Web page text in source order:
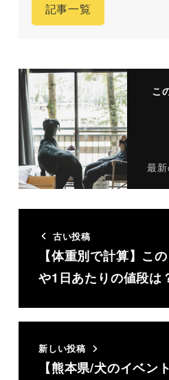
記事一覧
こ
最
古い投稿
【体重別で計算】こ
や1日あたりの値段
新しい投稿
【熊本県/犬のイベン